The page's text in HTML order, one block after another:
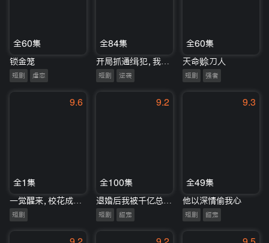
全60集
锁金笼
短剧 虐恋
全84集
短剧 逆袭
全60集
天命赊刀人
短剧 强者
9.6
全1集
一觉醒来，校花成我闺女
短剧
9.2
全100集
退婚后我被千亿总裁宠上天
短剧 甜宠
9.3
全49集
他以深情偷我心
短剧 甜宠